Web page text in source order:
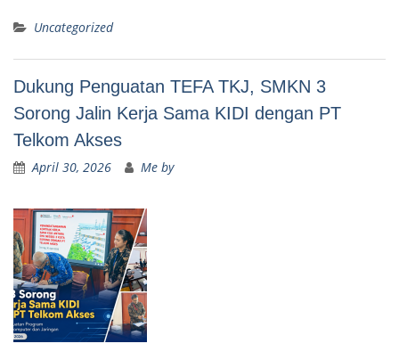
Uncategorized
Dukung Penguatan TEFA TKJ, SMKN 3
Sorong Jalin Kerja Sama KIDI dengan PT
Telkom Akses
April 30, 2026 Me by